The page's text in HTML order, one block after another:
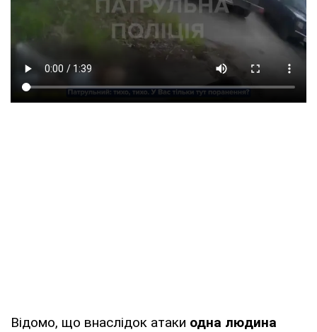
Відомо, що внаслідок атаки одна людина